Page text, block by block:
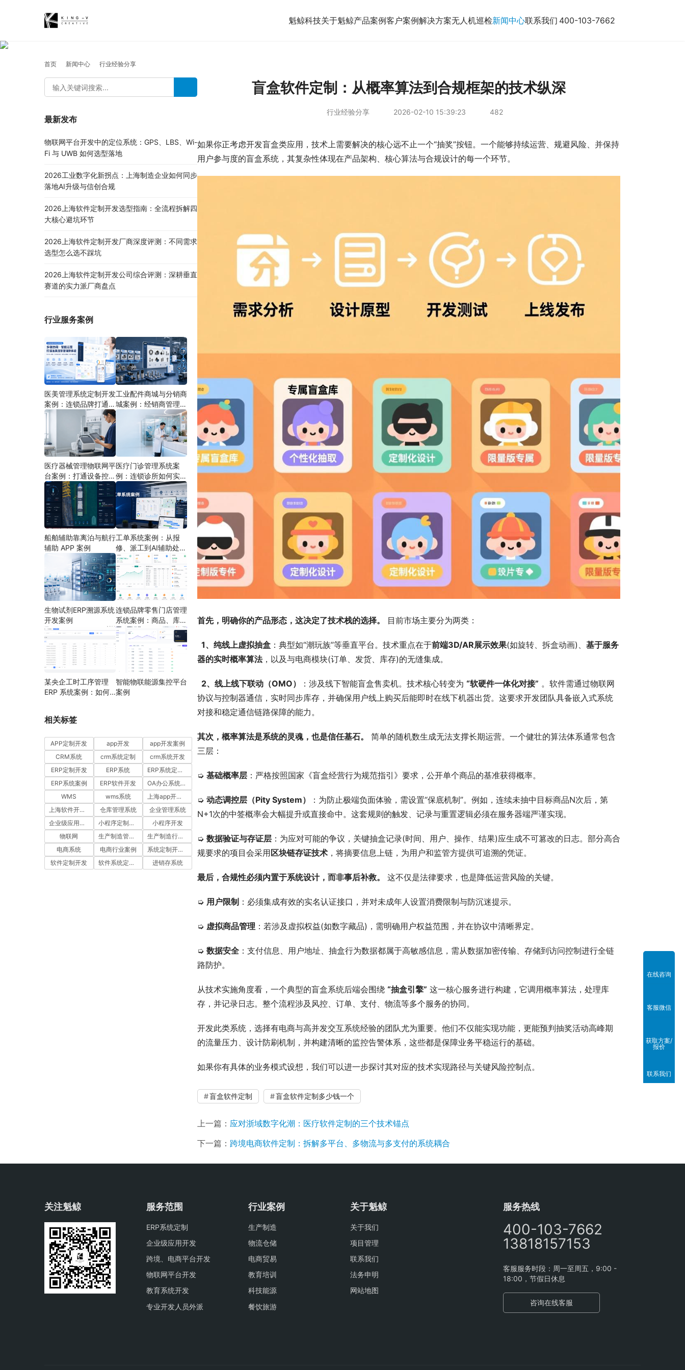
魁鲸科技关于魁鲸产品案例客户案例解决方案无人机巡检新闻中心联系我们 400-103-7662
首页 新闻中心 行业经验分享
盲盒软件定制：从概率算法到合规框架的技术纵深
行业经验分享 2026-02-10 15:39:23 482
如果你正考虑开发盲盒类应用，技术上需要解决的核心远不止一个“抽奖”按钮。一个能够持续运营、规避风险、并保持
用户参与度的盲盒系统，其复杂性体现在产品架构、核心算法与合规设计的每一个环节。
首先，明确你的产品形态，这决定了技术栈的选择。 目前市场主要分为两类：
1、纯线上虚拟抽盒 ：典型如“潮玩族”等垂直平台。技术重点在于前端3D/AR展示效果(如旋转、拆盒动画)、 基于服务
器的实时概率算法，以及与电商模块(订单、发货、库存)的无缝集成。
2、线上线下联动（OMO） ：涉及线下智能盲盒售卖机。技术核心转变为 “软硬件一体化对接” 。软件需通过物联网
协议与控制器通信，实时同步库存，并确保用户线上购买后能即时在线下机器出货。这要求开发团队具备嵌入式系统
对接和稳定通信链路保障的能力。
其次，概率算法是系统的灵魂，也是信任基石。
简单的随机数生成无法支撑长期运营。一个健壮的算法体系通常包含
三层：
➭ 基础概率层 ：严格按照国家《盲盒经营行为规范指引》要求，公开单个商品的基准获得概率。
➭ 动态调控层（Pity System）
：为防止极端负面体验，需设置“保底机制”。例如，连续未抽中目标商品N次后，第
N+1次的中签概率会大幅提升或直接命中。这套规则的触发、记录与重置逻辑必须在服务器端严谨实现。
➭ 数据验证与存证层 ：为应对可能的争议，关键抽盒记录(时间、用户、操作、结果)应生成不可篡改的日志。部分高合
规要求的项目会采用区块链存证技术 ，将摘要信息上链，为用户和监管方提供可追溯的凭证。
最后，合规性必须内置于系统设计，而非事后补救。 这不仅是法律要求，也是降低运营风险的关键。
➭ 用户限制 ：必须集成有效的实名认证接口，并对未成年人设置消费限制与防沉迷提示。
➭ 虚拟商品管理 ：若涉及虚拟权益(如数字藏品)，需明确用户权益范围，并在协议中清晰界定。
➭ 数据安全 ：支付信息、用户地址、抽盒行为数据都属于高敏感信息，需从数据加密传输、存储到访问控制进行全链
路防护。
从技术实施角度看，一个典型的盲盒系统后端会围绕 “抽盒引擎” 这一核心服务进行构建，它调用概率算法，处理库
存，并记录日志。整个流程涉及风控、订单、支付、物流等多个服务的协同。
开发此类系统，选择有电商与高并发交互系统经验的团队尤为重要。他们不仅能实现功能，更能预判抽奖活动高峰期
的流量压力、设计防刷机制，并构建清晰的监控告警体系，这些都是保障业务平稳运行的基础。
如果你有具体的业务模式设想，我们可以进一步探讨其对应的技术实现路径与关键风险控制点。
盲盒软件定制 盲盒软件定制多少钱一个
上一篇： 应对浙域数字化潮：医疗软件定制的三个技术锚点
下一篇： 跨境电商软件定制：拆解多平台、多物流与多支付的系统耦合
最新发布
物联网平台开发中的定位系统：GPS、LBS、Wi-
Fi 与 UWB 如何选型落地
2026工业数字化新拐点：上海制造企业如何同步
落地AI升级与信创合规
2026上海软件定制开发选型指南：全流程拆解四
大核心避坑环节
2026上海软件定制开发厂商深度评测：不同需求
选型怎么选不踩坑
2026上海软件定制开发公司综合评测：深耕垂直
赛道的实力派厂商盘点
行业服务案例
医美管理系统定制开发
案例：连锁品牌打通多
端协同
工业配件商城与分销商
城案例：经销商管理系
统如何分期建设
医疗器械管理物联网平
台案例：打通设备控
制、状态采集与远程运
维
医疗门诊管理系统案
例：连锁诊所如何实现
多门店协同运营
船舶辅助靠离泊与航行
辅助 APP 案例
工单系统案例：从报
修、派工到AI辅助处理
的定制开发方案
生物试剂ERP溯源系统
开发案例
连锁品牌零售门店管理
系统案例：商品、库
存、会员和门店运营如
何打通
某央企工时工序管理
ERP 系统案例：如何
智能物联能源集控平台
案例
相关标签
APP定制开发 app开发
app开发案例
CRM系统
crm系统定制
crm系统开发
ERP定制开发
ERP系统
ERP系统定制多少钱一套
ERP系统案例
ERP软件开发
OA办公系统开发
WMS
wms系统
上海app开发公司
上海软件开发公司
仓库管理系统
企业管理系统
企业级应用开发服务案例
小程序定制开发
小程序开发
物联网
生产制造管理系统
生产制造行业案例
电商系统
电商行业案例
系统定制开发案例
软件定制开发
软件系统定制开发 进销存系统
关注魁鲸 服务范围
ERP系统定制
企业级应用开发
跨境、电商平台开发
物联网平台开发
教育系统开发
专业开发人员外派
行业案例
生产制造
物流仓储
电商贸易
教育培训
科技能源
餐饮旅游
关于魁鲸
关于我们
项目管理
联系我们
法务申明
网站地图
服务热线
400-103-7662
13818157153
客服服务时段：周一至周五，9:00 -
18:00，节假日休息
咨询在线客服
在线咨询
客服微信
获取方案/
报价
联系我们